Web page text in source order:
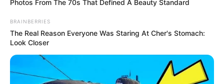
Photos From The 70s That Defined A Beauty Standard
BRAINBERRIES
The Real Reason Everyone Was Staring At Cher's Stomach:
Look Closer